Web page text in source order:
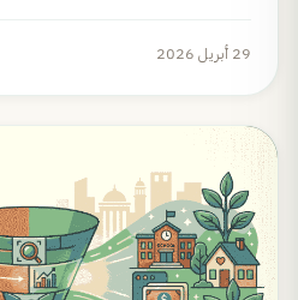
29 أبريل 2026